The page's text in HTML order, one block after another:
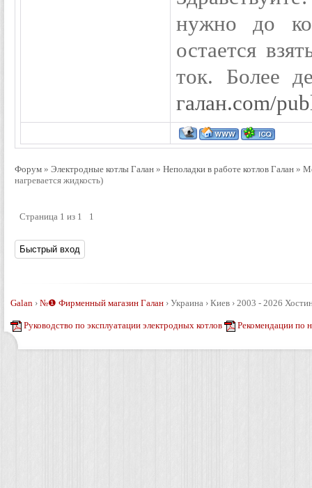
нужно до
остается
ток. Более
галан.com/
Форум » Электродные котлы Галан » Неполадки в работе котлов Галан »
нагревается жидкость)
Страница 1 из 1 1
Galan › №❶ Фирменный магазин Галан › Украина › Киев › 2003 - 2026
Руководство по эксплуатации электродных котлов Рекомендации по